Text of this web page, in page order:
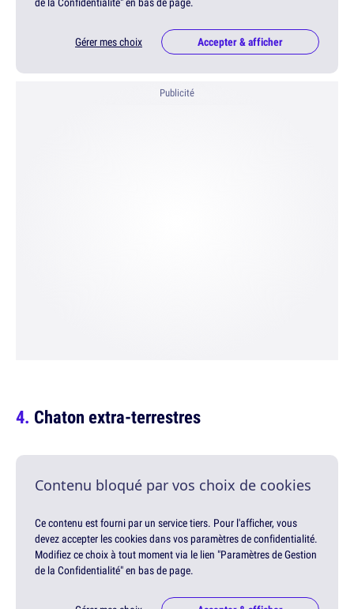
Gérer mes choix Accepter & afficher
Publicité
Chaton extra-terrestres
Contenu bloqué par vos choix de cookies
Ce contenu est fourni par un service tiers. Pour l'afficher, vous
devez accepter les cookies dans vos paramètres de confidentialité.
Modifiez ce choix à tout moment via le lien "Paramètres de Gestion
de la Confidentialité" en bas de page.